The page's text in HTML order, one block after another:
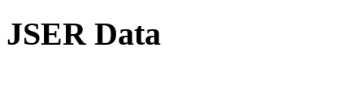
JSER Data